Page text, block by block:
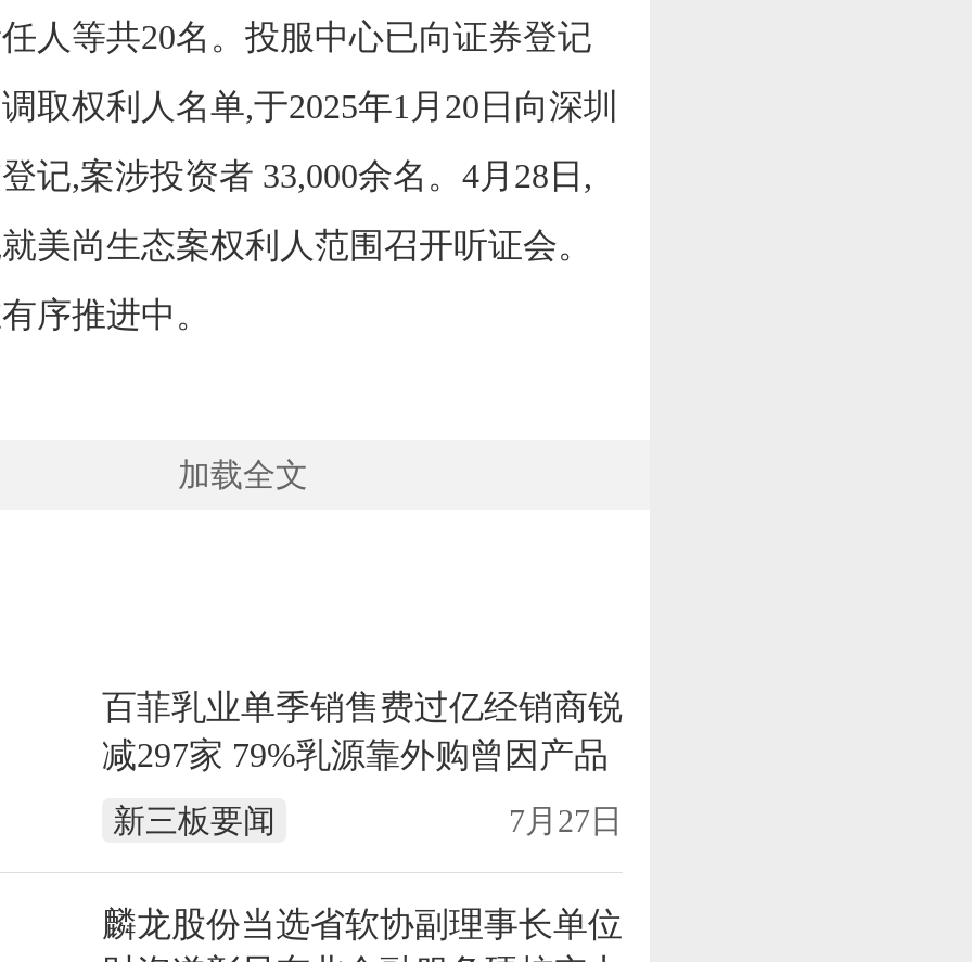
人等共20名。投服中心已向证券登记
取权利人名单,于2025年1月20日向深圳
记,案涉投资者 33,000余名。4月28日,
美尚生态案权利人范围召开听证会。
序推进中。
加载全文
百菲乳业单季销售费过亿经销商锐
减297家 79%乳源靠外购曾因产品
不合格被罚
新三板要闻 7月27日
麟龙股份当选省软协副理事长单位